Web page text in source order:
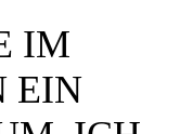
IM
EIN